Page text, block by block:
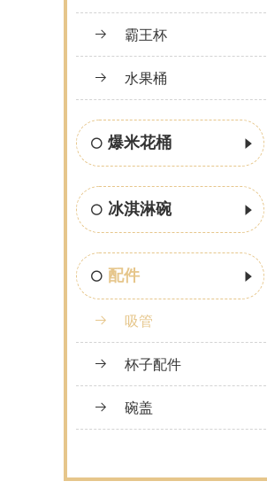
霸王杯
水果桶
爆米花桶
冰淇淋碗
配件
吸管
杯子配件
碗盖